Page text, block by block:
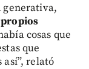
generativa,
cosas que
que
así”, relató